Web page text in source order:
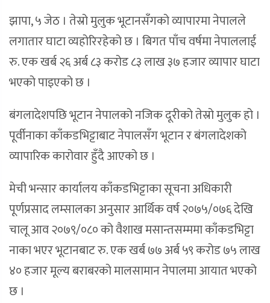
झापा, ५ जेठ । तेस्रो मुलुक भूटानसँगको व्यापारमा नेपालले
लगातार घाटा व्यहोरिरहेको छ । बिगत पाँच वर्षमा नेपाललाई
रु. एक खर्ब २६ अर्ब ८३ करोड ८३ लाख ३७ हजार व्यापार घाटा
भएको पाइएको छ ।
बंगलादेशपछि भूटान नेपालको नजिक दूरीको तेस्रो मुलुक हो ।
पूर्वीनाका काँकडभिट्टाबाट नेपालसँग भूटान र बंगलादेशको
व्यापारिक कारोवार हुँदै आएको छ ।
मेची भन्सार कार्यालय काँकडभिट्टाका सूचना अधिकारी
पूर्णप्रसाद लम्सालका अनुसार आर्थिक वर्ष २०७५/०७६ देखि
चालू आव २०७९/०८० को वैशाख मसान्तसम्ममा काँकडभिट्टा
नाका भएर भूटानबाट रु. एक खर्ब ७७ अर्ब ५९ करोड ७५ लाख
४० हजार मूल्य बराबरको मालसामान नेपालमा आयात भएको
छ ।